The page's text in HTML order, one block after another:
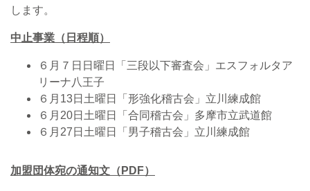
します。
中止事業（日程順）
６月７日日曜日「三段以下審査会」エスフォルタア
リーナ八王子
６月13日土曜日「形強化稽古会」立川練成館
６月20日土曜日「合同稽古会」多摩市立武道館
６月27日土曜日「男子稽古会」立川練成館
加盟団体宛の通知文（PDF）